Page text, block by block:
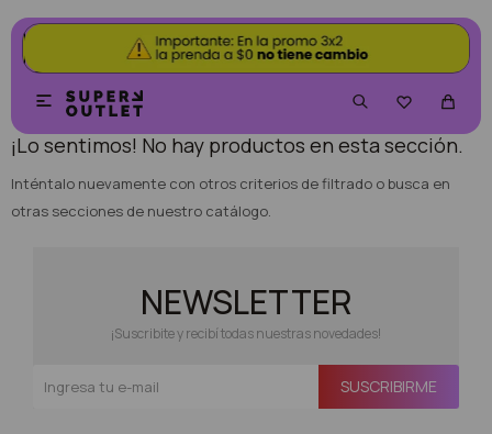

 NO SE HAN RECUPERADO PRODUCTOS
¡Lo sentimos! No hay productos en esta sección.
Inténtalo nuevamente con otros criterios de filtrado o busca en
otras secciones de nuestro catálogo.
NEWSLETTER
¡Suscribite y recibí todas nuestras novedades!
SUSCRIBIRME